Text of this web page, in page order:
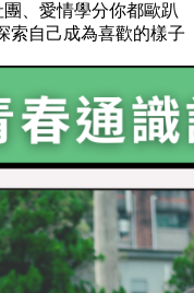
團、愛情學分你都歐趴
索自己成為喜歡的樣子